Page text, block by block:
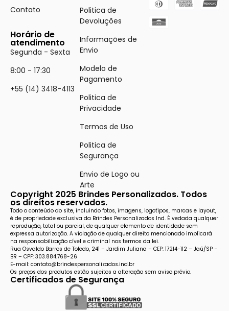
Contato
Horário de
atendimento
Segunda - Sexta
8:00 - 17:30
+55 (14) 3418-4113
Politica de
Devoluções
Informações de
Envio
Modelo de
Pagamento
Politica de
Privacidade
Termos de Uso
Politica de
Segurança
Envio de Logo ou
Arte
Copyright 2025 Brindes Personalizados. Todos
os direitos reservados.
Todo o conteúdo do site, incluindo fotos, imagens, logotipos, marcas e layout,
é de propriedade exclusiva da Brindes Personalizados Ind. É vedada qualquer
reprodução, total ou parcial, de qualquer elemento de identidade sem
expressa autorização. A violação de qualquer direito mencionado implicará
na responsabilização cível e criminal nos termos da lei.
Rua Osvaldo Barros de Toledo, 241 – Jardim Juliana – CEP: 17214-112 – Jaú/SP –
BR – CPF: 303.884.768-26
E-mail: contato@brindespersonalizados.ind.br
Os preços dos produtos estão sujeitos a alteração sem aviso prévio.
Certificados de Segurança